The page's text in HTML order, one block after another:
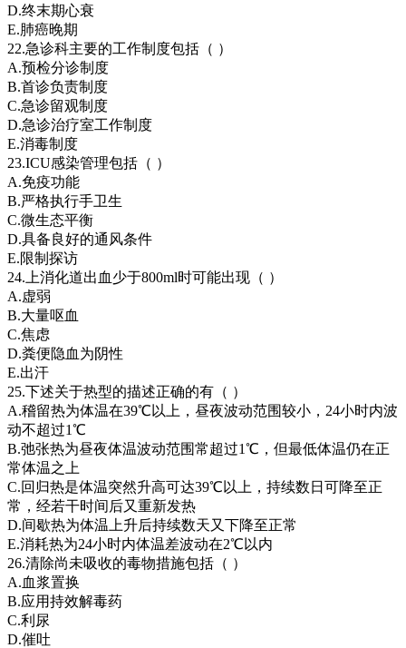
D.终末期心衰
E.肺癌晚期
22.急诊科主要的工作制度包括（ ）
A.预检分诊制度
B.首诊负责制度
C.急诊留观制度
D.急诊治疗室工作制度
E.消毒制度
23.ICU感染管理包括（ ）
A.免疫功能
B.严格执行手卫生
C.微生态平衡
D.具备良好的通风条件
E.限制探访
24.上消化道出血少于800ml时可能出现（ ）
A.虚弱
B.大量呕血
C.焦虑
D.粪便隐血为阴性
E.出汗
25.下述关于热型的描述正确的有（ ）
A.稽留热为体温在39℃以上，昼夜波动范围较小，24小时内波
动不超过1℃
B.弛张热为昼夜体温波动范围常超过1℃，但最低体温仍在正
常体温之上
C.回归热是体温突然升高可达39℃以上，持续数日可降至正
常，经若干时间后又重新发热
D.间歇热为体温上升后持续数天又下降至正常
E.消耗热为24小时内体温差波动在2℃以内
26.清除尚未吸收的毒物措施包括（ ）
A.血浆置换
B.应用持效解毒药
C.利尿
D.催吐